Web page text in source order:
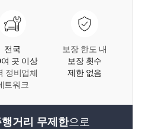
전국
곳 이상
정비업체
트워크
보장 한도 내
보장 횟수
제한 없음
행거리 무제한으로